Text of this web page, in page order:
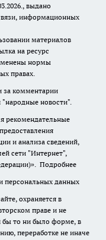
выдано
информационных
материалов
на ресурс
нормы
правах.
за комментарии
"народные новости".
рекомендательные
и анализа сведений,
сети "Интернет",
Подробнее
персональных данных
охраняется в
праве и не
бы то ни было форме, в
переработке не иначе